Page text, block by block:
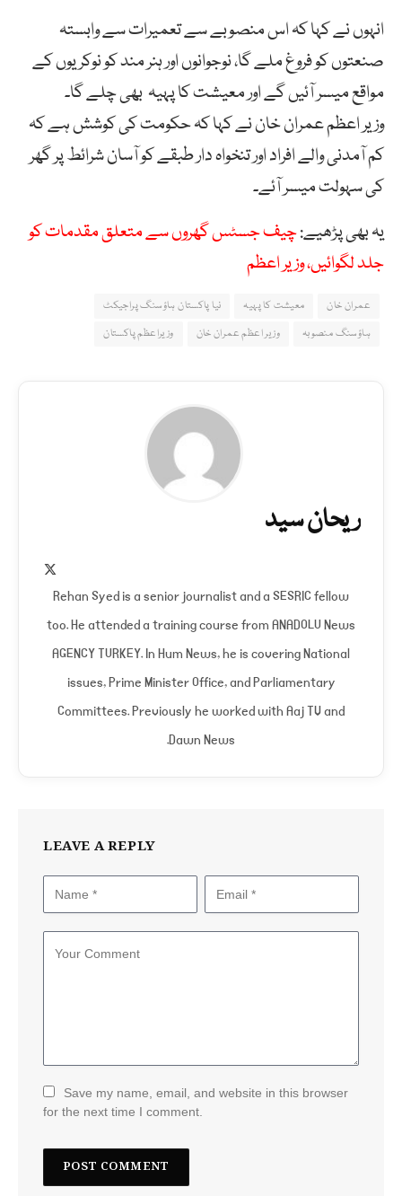
انہوں نے کہا کہ اس منصوبے سے تعمیرات سے وابستہ
صنعتوں کو فروغ ملے گا، نوجوانوں اور ہنر مند کو نوکریوں کے
مواقع میسر آئیں گے اور معیشت کا پہیہ بھی چلے گا۔
وزیر اعظم عمران خان نے کہا کہ حکومت کی کوشش ہے کہ
کم آمدنی والے افراد اور تنخواہ دار طبقے کو آسان شرائط پر گھر
کی سہولت میسر آئے۔
یہ بھی پڑھیے:چیف جسٹس گھروں سے متعلق مقدمات کو
جلد لگوائیں، وزیر اعظم
عمران خان معیشت کا پہیہ
نیا پاکستان ہاؤسنگ پراجیکٹ
ہاؤسنگ منصوبہ
وزیر اعظم عمران خان وزیراعظم پاکستان
ریحان سید
Rehan Syed is a senior journalist and a SESRIC fellow
too. He attended a training course from ANADOLU News
AGENCY TURKEY. In Hum News, he is covering National
issues, Prime Minister Office, and Parliamentary
Committees. Previously he worked with Aaj TV and
Dawn News.
LEAVE A REPLY
Save my name, email, and website in this browser
for the next time I comment.